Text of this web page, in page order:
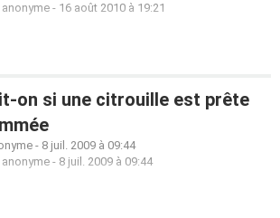
- 16 août 2010 à 19:21
on si une citrouille est prête
- 8 juil. 2009 à 09:44
- 8 juil. 2009 à 09:44